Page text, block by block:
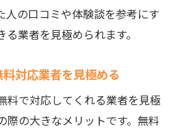
人の口コミや体験談を参考にす
業者を見極められます。
対応業者を見極める
料で対応してくれる業者を見極
際の大きなメリットです。無料